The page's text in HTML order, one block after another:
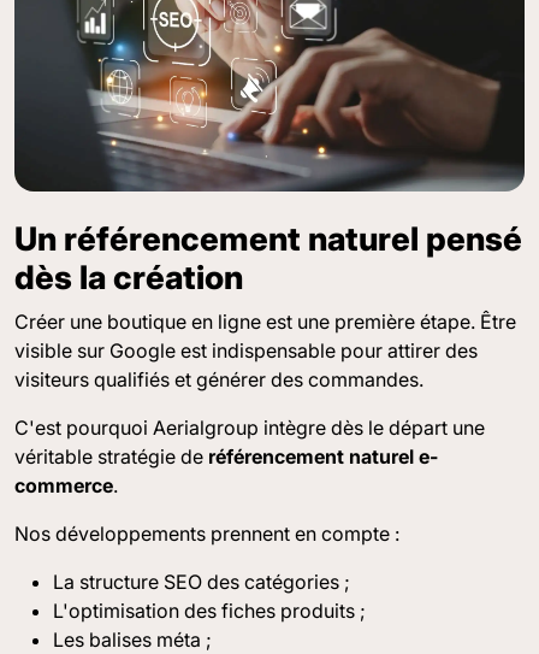
Un référencement naturel pensé
dès la création
Créer une boutique en ligne est une première étape. Être
visible sur Google est indispensable pour attirer des
visiteurs qualifiés et générer des commandes.
C'est pourquoi Aerialgroup intègre dès le départ une
véritable stratégie de référencement naturel e-
commerce.
Nos développements prennent en compte :
La structure SEO des catégories ;
L'optimisation des fiches produits ;
Les balises méta ;